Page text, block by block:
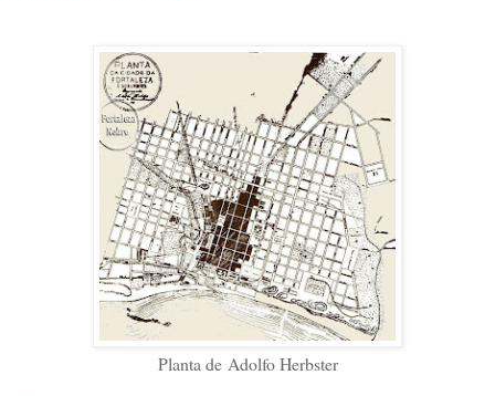
Planta de Adolfo Herbster